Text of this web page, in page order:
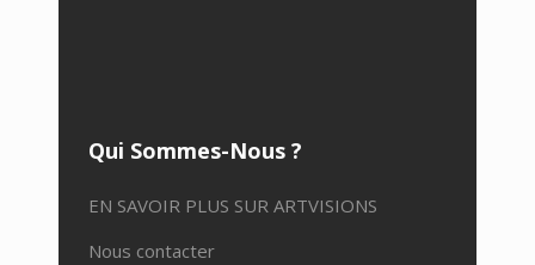
Qui Sommes-Nous ?
EN SAVOIR PLUS SUR ARTVISIONS
Nous contacter